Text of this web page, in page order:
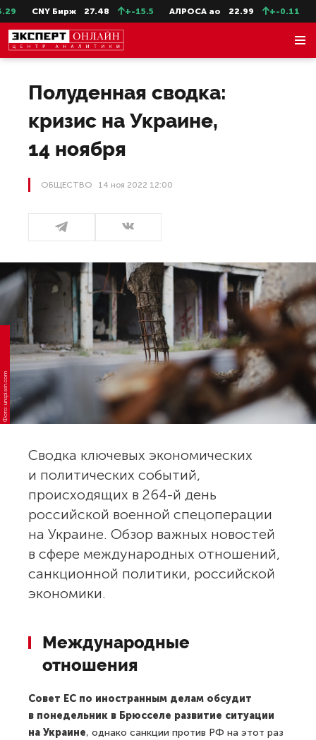
CNY Бирж 27.48 +-15.5 АЛРОСА ао 22.99 +-0.11
Полуденная сводка:
кризис на Украине,
14 ноября
ОБЩЕСТВО 14 ноя 2022 12:00
Фото: unsplash.com
Сводка ключевых экономических
и политических событий,
происходящих в 264-й день
российской военной спецоперации
на Украине. Обзор важных новостей
в сфере международных отношений,
санкционной политики, российской
экономики.
Международные
отношения
Совет ЕС по иностранным делам обсудит
в понедельник в Брюсселе развитие ситуации
на Украине, однако санкции против РФ на этот раз